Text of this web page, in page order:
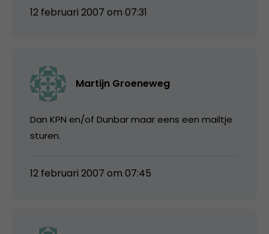
12 februari 2007 om 07:31
Martijn Groeneweg
Dan KPN en/of Dunbar maar eens een mailtje
sturen.
12 februari 2007 om 07:45